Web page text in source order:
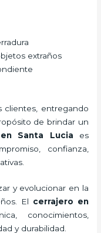
extraños
clientes, entregando
de brindar un
Santa Lucia es
confianza,
y evolucionar en la
El cerrajero en
conocimientos,
y durabilidad.